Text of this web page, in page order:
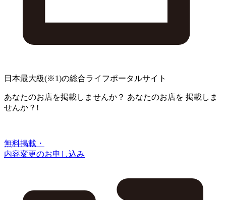
日本最大級(※1)の総合ライフポータルサイト
あなたのお店を掲載しませんか？ あなたのお店を 掲載しま
せんか？!
無料掲載・
内容変更のお申し込み